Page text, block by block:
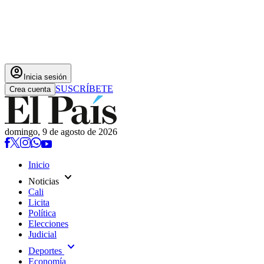
account_circle Inicia sesión
Crea cuenta SUSCRÍBETE
domingo, 9 de agosto de 2026
Inicio
Noticias expand_more
Cali
Licita
Política
Elecciones
Judicial
Deportes expand_more
Economía